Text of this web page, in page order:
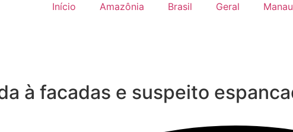
Início Amazônia Brasil Geral
à facadas e suspeito